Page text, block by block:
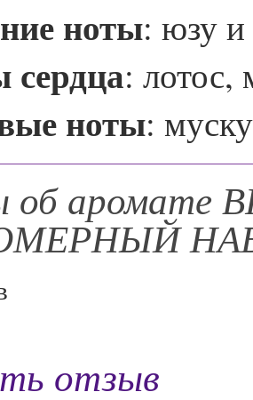
ноты: юзу и
: лотос,
ноты:
аромате
отзыв